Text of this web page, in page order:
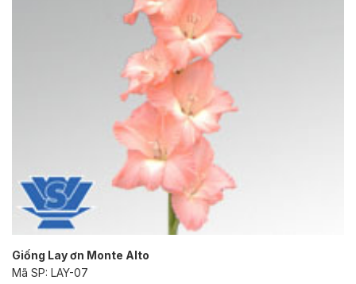
Giống Lay ơn Monte Alto
Mã SP: LAY-07